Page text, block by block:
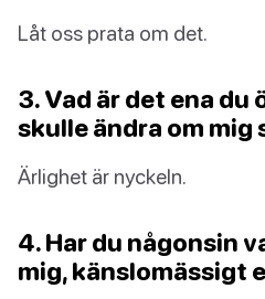
Låt oss prata om det.
3. Vad är det ena du
skulle ändra om mig
Ärlighet är nyckeln.
4. Har du någonsin
mig, känslomässigt